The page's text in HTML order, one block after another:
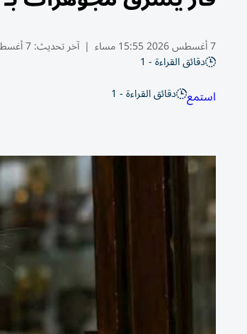
7 أغسطس 2026 15:55 مساء | آخر تحديث:7 أغسطس 16:03 2026
دقائق القراءة - 1
استمع دقائق القراءة - 1